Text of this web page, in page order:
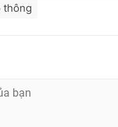
thông